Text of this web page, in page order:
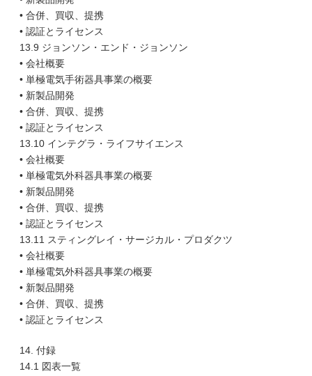
• 合併、買収、提携
• 認証とライセンス
13.9 ジョンソン・エンド・ジョンソン
• 会社概要
• 単極電気手術器具事業の概要
• 新製品開発
• 合併、買収、提携
• 認証とライセンス
13.10 インテグラ・ライフサイエンス
• 会社概要
• 単極電気外科器具事業の概要
• 新製品開発
• 合併、買収、提携
• 認証とライセンス
13.11 スティングレイ・サージカル・プロダクツ
• 会社概要
• 単極電気外科器具事業の概要
• 新製品開発
• 合併、買収、提携
• 認証とライセンス
14. 付録
14.1 図表一覧